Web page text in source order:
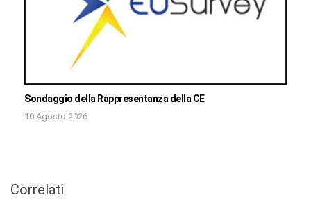
Sondaggio della Rappresentanza della CE
10 Agosto 2026
Correlati